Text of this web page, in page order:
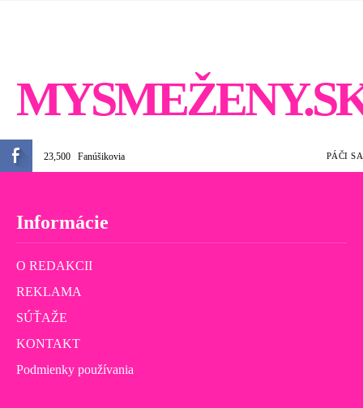
23,500 Fanúšikovia PÁČI SA
Informácie
O REDAKCII
REKLAMA
SÚŤAŽE
KONTAKT
Podmienky používania